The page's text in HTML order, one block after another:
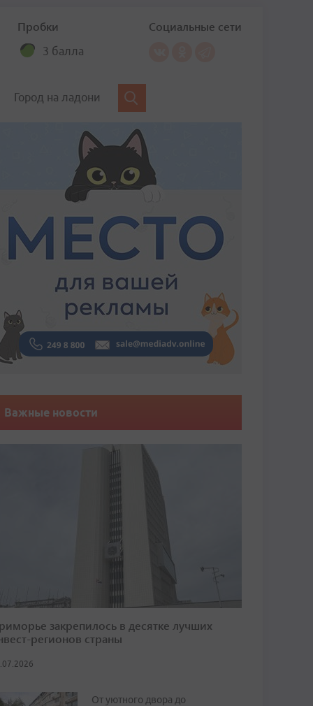
Пробки
3 балла
Социальные сети
Город на ладони
Важные новости
закрепилось в десятке лучших
регионов страны
От уютного двора до